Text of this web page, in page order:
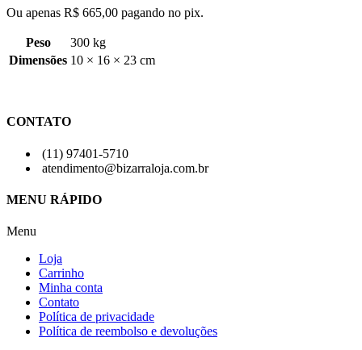
Ou apenas R$ 665,00 pagando no pix.
Peso
300 kg
Dimensões 10 × 16 × 23 cm
CONTATO
(11) 97401-5710
atendimento@bizarraloja.com.br
MENU RÁPIDO
Menu
Loja
Carrinho
Minha conta
Contato
Política de privacidade
Política de reembolso e devoluções